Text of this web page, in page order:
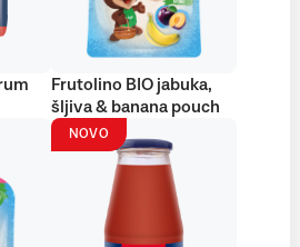
Frutolino BIO jabuka,
šljiva & banana pouch
NOVO